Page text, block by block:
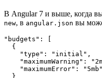
В Angular 7 и выше, когда
new, в angular.json вы
"budgets": [
  {
    "type": "initial",
"maximumWarning":
    "maximumError": "5mb"
  }